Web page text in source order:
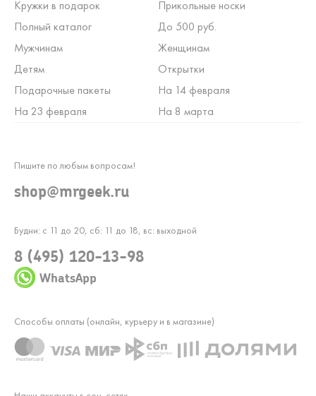
Кружки в подарок
Прикольные носки
Полный каталог
До 500 руб.
Мужчинам
Женщинам
Детям
Открытки
Подарочные пакеты
На 14 февраля
На 23 февраля
На 8 марта
Будни: с 11 до 20, сб: 11 до 18, вс: выходной
8 (495) 120-13-98
WhatsApp
Пишите по любым вопросам!
shop@mrgeek.ru
Способы оплаты (онлайн, курьеру и в магазине)